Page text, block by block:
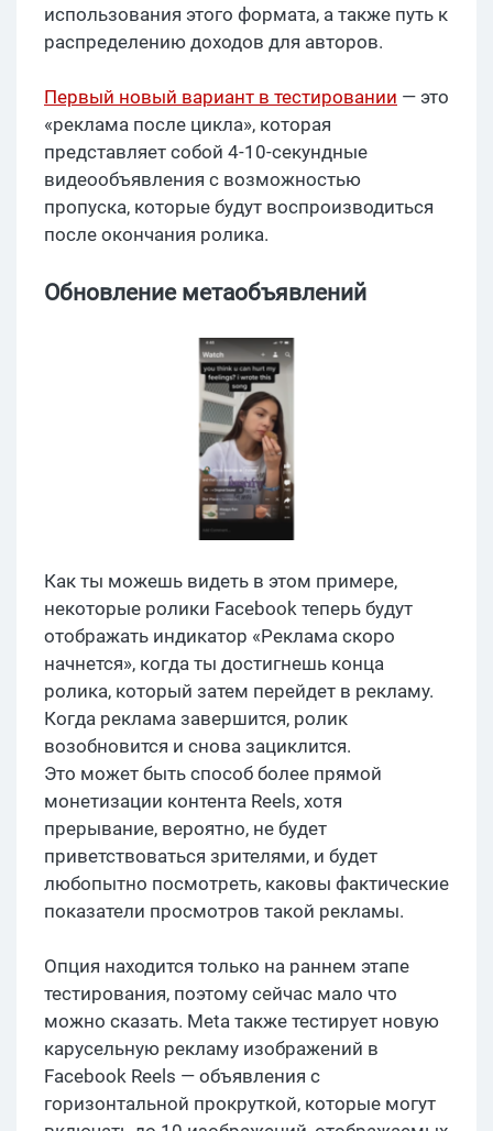
использования этого формата, а также путь к
распределению доходов для авторов.
Первый новый вариант в тестировании — это
«реклама после цикла», которая
представляет собой 4-10-секундные
видеообъявления с возможностью
пропуска, которые будут воспроизводиться
после окончания ролика.
Обновление метаобъявлений
Как ты можешь видеть в этом примере,
некоторые ролики Facebook теперь будут
отображать индикатор «Реклама скоро
начнется», когда ты достигнешь конца
ролика, который затем перейдет в рекламу.
Когда реклама завершится, ролик
возобновится и снова зациклится.
Это может быть способ более прямой
монетизации контента Reels, хотя
прерывание, вероятно, не будет
приветствоваться зрителями, и будет
любопытно посмотреть, каковы фактические
показатели просмотров такой рекламы.
Опция находится только на раннем этапе
тестирования, поэтому сейчас мало что
можно сказать. Meta также тестирует новую
карусельную рекламу изображений в
Facebook Reels — объявления с
горизонтальной прокруткой, которые могут